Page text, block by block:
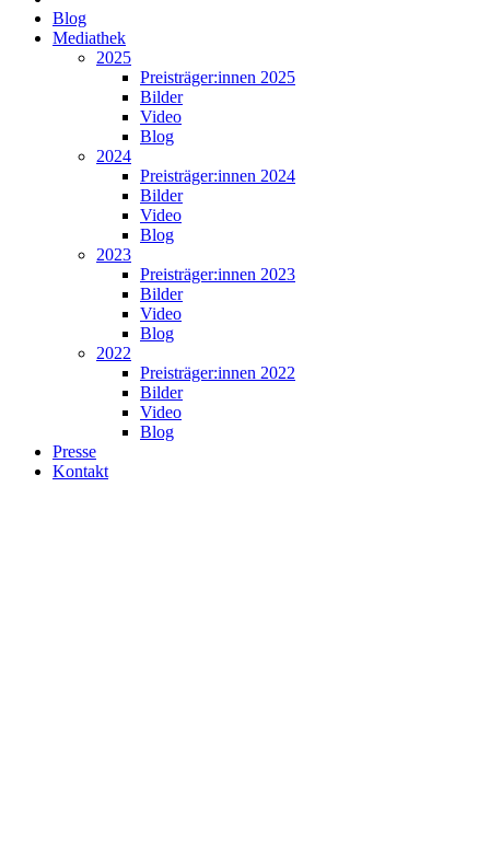
Blog
Mediathek
2025
Preisträger:innen 2025
Bilder
Video
Blog
2024
Preisträger:innen 2024
Bilder
Video
Blog
2023
Preisträger:innen 2023
Bilder
Video
Blog
2022
Preisträger:innen 2022
Bilder
Video
Blog
Presse
Kontakt